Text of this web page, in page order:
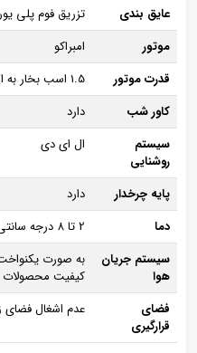
عایق بندی
تزریق فوم پلی
موتور
امبراکو
قدرت موتور
1.5 اسب بخار به ازای هر متر
کاور شب
دارد
سیستم
روشنایی
ال ای دی
پایه چرخدار
دارد
دما
2 تا 8 درجه سانتی‌ گراد
سیستم جریان
هوا
به صورت
کیفیت محصولات
فضای
قرارگیری
عدم اشغال فضای